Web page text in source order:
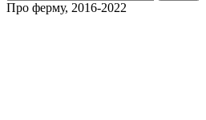
Про ферму, 2016-2022